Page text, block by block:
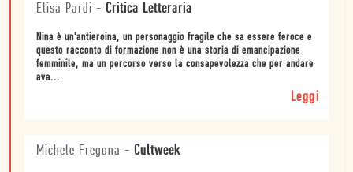
Elisa Pardi - Critica Letteraria
Nina è un'antieroina, un personaggio fragile che sa essere feroce e
questo racconto di formazione non è una storia di emancipazione
femminile, ma un percorso verso la consapevolezza che per andare
ava...
Leggi
Michele Fregona - Cultweek